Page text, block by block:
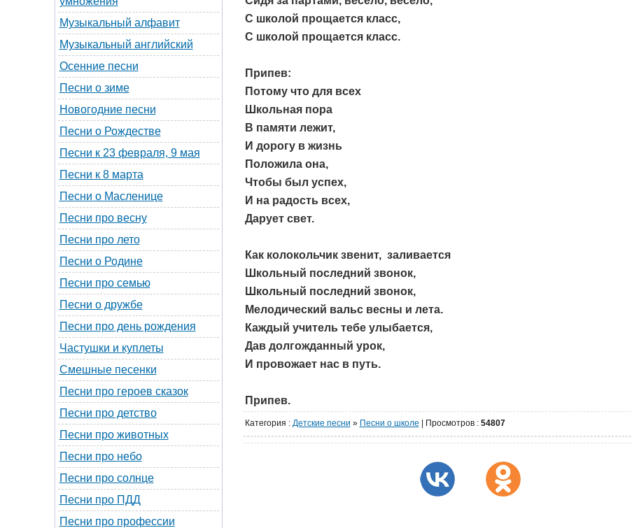
Музыкальный алфавит
Музыкальный английский
Осенние песни
Песни о зиме
Новогодние песни
Песни о Рождестве
Песни к 23 февраля, 9 мая
Песни к 8 марта
Песни о Масленице
Песни про весну
Песни про лето
Песни о Родине
Песни про семью
Песни о дружбе
Песни про день рождения
Частушки и куплеты
Смешные песенки
Песни про героев сказок
Песни про детство
Песни про животных
Песни про небо
Песни про солнце
Песни про ПДД
Песни про профессии
С школой прощается класс,
С школой прощается класс.
Припев:
Потому что для всех
Школьная пора
В памяти лежит,
И дорогу в жизнь
Положила она,
Чтобы был успех,
И на радость всех,
Дарует свет.
Как колокольчик звенит, заливается
Школьный последний звонок,
Школьный последний звонок,
Мелодический вальс весны и лета.
Каждый учитель тебе улыбается,
Дав долгожданный урок,
И провожает нас в путь.
Припев.
Категория : Детские песни » Песни о школе | Просмотров : 54807